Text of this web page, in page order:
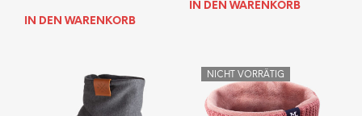
IN DEN WARENKORB
IN DEN WARENKORB
NICHT VORRÄTIG